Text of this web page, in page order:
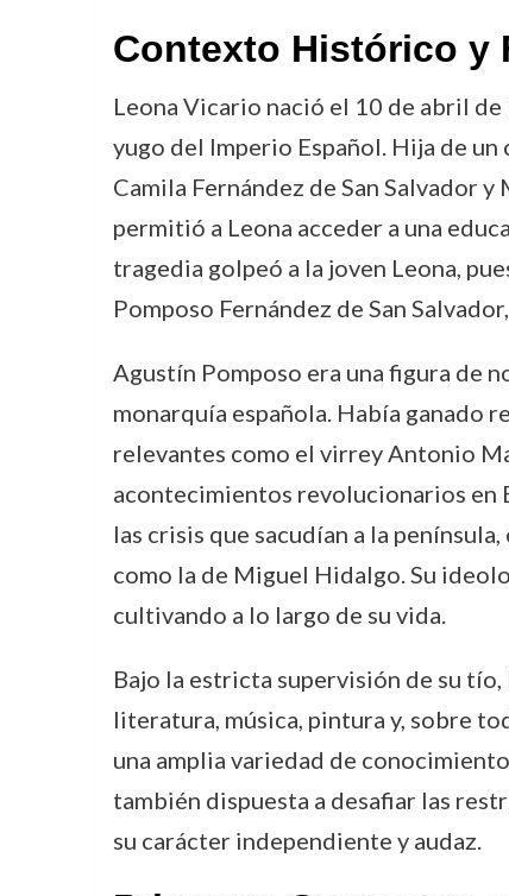
Contexto Histórico y
Leona Vicario nació el 10 de abril de
yugo del Imperio Español. Hija de
Camila Fernández de San Salvador
permitió a Leona acceder a una
tragedia golpeó a la joven Leona,
Pomposo Fernández de San
Agustín Pomposo era una figura de
monarquía española. Había ganado
relevantes como el virrey Antonio
acontecimientos revolucionarios en
las crisis que sacudían a la
como la de Miguel Hidalgo. Su
cultivando a lo largo de su vida.
Bajo la estricta supervisión de su tío,
literatura, música, pintura y, sobre
una amplia variedad de
también dispuesta a desafiar las
su carácter independiente y audaz.